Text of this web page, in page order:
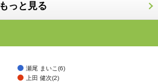
もっと見る
瀬尾 まいこ(6)
上田 健次(2)